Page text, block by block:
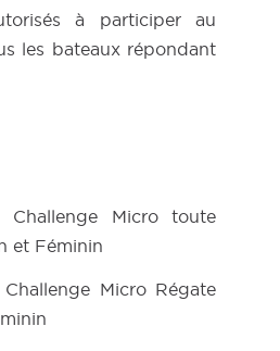
à participer au
les bateaux répondant
Challenge Micro toute
et Féminin
Micro Régate